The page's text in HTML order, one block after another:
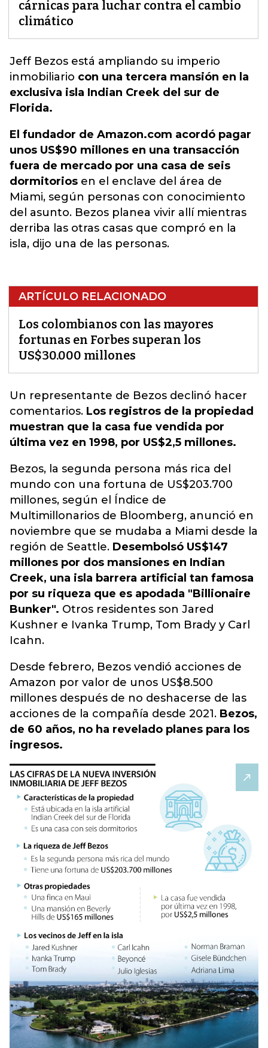
cárnicas para luchar contra el cambio
climático
Jeff Bezos está ampliando su imperio
inmobiliario con una tercera mansión en la
exclusiva isla Indian Creek del sur de
Florida.
El fundador de Amazon.com acordó pagar
unos US$90 millones en una transacción
fuera de mercado por una casa de seis
dormitorios en el enclave del área de
Miami, según personas con conocimiento
del asunto. Bezos planea vivir allí mientras
derriba las otras casas que compró en la
isla, dijo una de las personas.
ARTÍCULO RELACIONADO
Los colombianos con las mayores
fortunas en Forbes superan los
US$30.000 millones
Un representante de Bezos declinó hacer
comentarios. Los registros de la propiedad
muestran que la casa fue vendida por
última vez en 1998, por US$2,5 millones.
Bezos, la segunda persona más rica del
mundo con una fortuna de US$203.700
millones, según el Índice de
Multimillonarios de Bloomberg, anunció en
noviembre que se mudaba a Miami desde la
región de Seattle. Desembolsó US$147
millones por dos mansiones en Indian
Creek, una isla barrera artificial tan famosa
por su riqueza que es apodada "Billionaire
Bunker". Otros residentes son Jared
Kushner e Ivanka Trump, Tom Brady y Carl
Icahn.
Desde febrero, Bezos vendió acciones de
Amazon por valor de unos US$8.500
millones después de no deshacerse de las
acciones de la compañía desde 2021. Bezos,
de 60 años, no ha revelado planes para los
ingresos.